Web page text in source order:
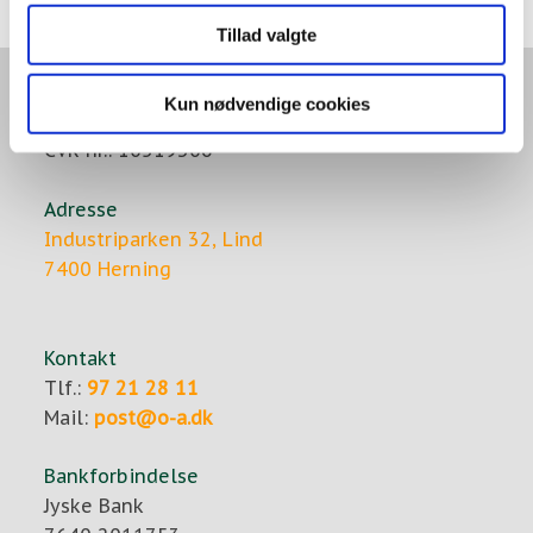
Tillad valgte
Kun nødvendige cookies
A/S Ole Andersen
Ingeniør- og entreprenørfirma
CVR-nr.: 10519306
Adresse
Industriparken 32, Lind
7400 Herning​​
​Kontakt
Tlf.: 97 21 28 11
Mail: post@o-a.dk
Bankforbindelse
Jyske Bank